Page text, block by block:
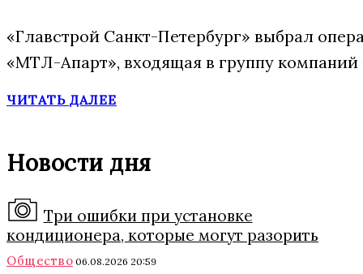
«Главстрой Санкт-Петербург» выбрал
«МТЛ-Апарт», входящая в группу компаний
ЧИТАТЬ ДАЛЕЕ
Новости дня
Три ошибки при установке
кондиционера, которые могут разорить
Общество 06.08.2026 20:59